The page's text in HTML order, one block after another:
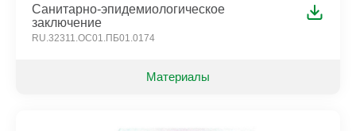
Санитарно-эпидемиологическое
заключение
RU.32311.ОС01.ПБ01.0174
Материалы